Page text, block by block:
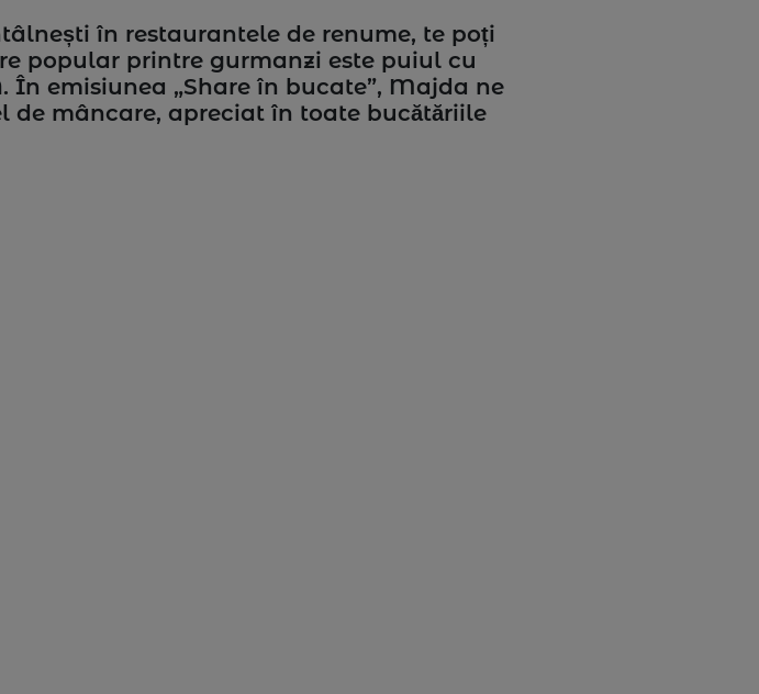
în restaurantele de renume, te poți
popular printre gurmanzi este puiul cu
În emisiunea „Share în bucate”, Majda ne
de mâncare, apreciat în toate bucătăriile